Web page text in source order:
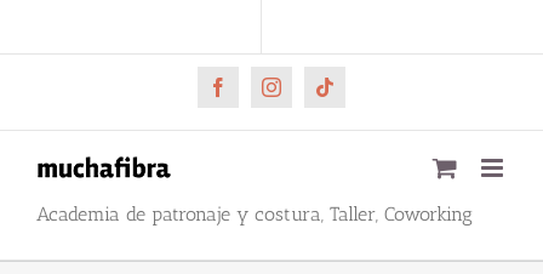
al
FacebookInstagramTiktok
Academia de patronaje y costura, Taller, Coworking